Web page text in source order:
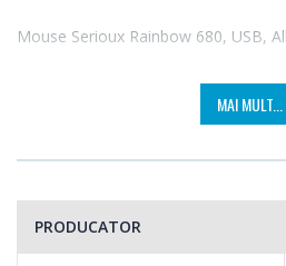
Mouse Serioux Rainbow 680, USB,
MAI MULT...
PRODUCATOR